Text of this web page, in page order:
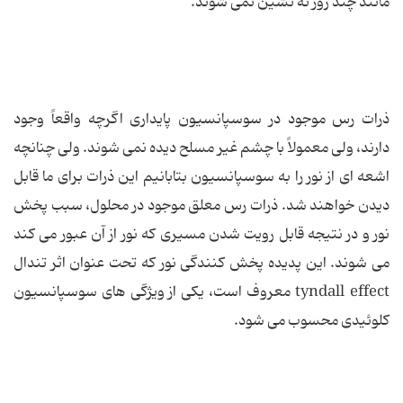
ذرات رس موجود در سوسپانسیون پایداری اگرچه واقعاً وجود
دارند، ولی معمولاً با چشم غیر مسلح دیده نمی شوند. ولی چنانچه
اشعه ای از نور را به سوسپانسیون بتابانیم این ذرات برای ما قابل
دیدن خواهند شد. ذرات رس معلق موجود در محلول، سبب پخش
نور و در نتیجه قابل رویت شدن مسیری که نور از آن عبور می کند
می شوند. این پدیده پخش کنندگی نور که تحت عنوان اثر تندال
tyndall effect معروف است، یکی از ویژگی های سوسپانسیون
کلوئیدی محسوب می شود.